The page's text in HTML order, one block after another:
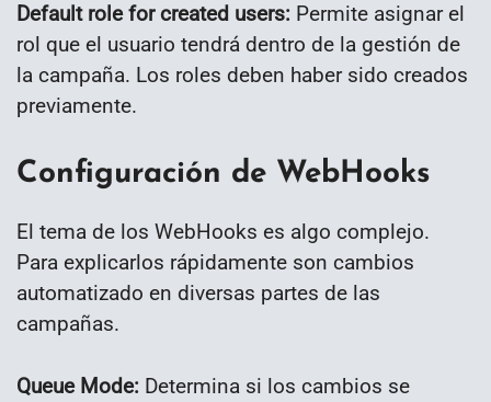
Default role for created users: Permite asignar el
rol que el usuario tendrá dentro de la gestión de
la campaña. Los roles deben haber sido creados
previamente.
Configuración de WebHooks
El tema de los WebHooks es algo complejo.
Para explicarlos rápidamente son cambios
automatizado en diversas partes de las
campañas.
Queue Mode: Determina si los cambios se